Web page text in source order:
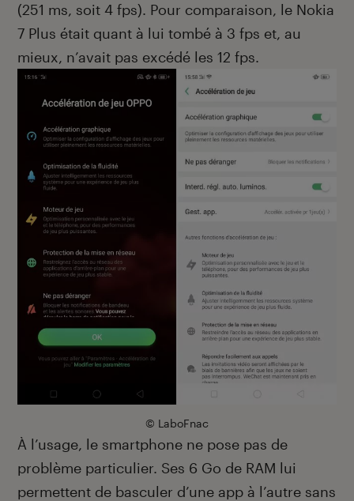
(251 ms, soit 4 fps). Pour comparaison, le Nokia
7 Plus était quant à lui tombé à 3 fps et, au
mieux, n’avait pas excédé les 12 fps.
© LaboFnac
À l’usage, le smartphone ne pose pas de
problème particulier. Ses 6 Go de RAM lui
permettent de basculer d’une app à l’autre sans